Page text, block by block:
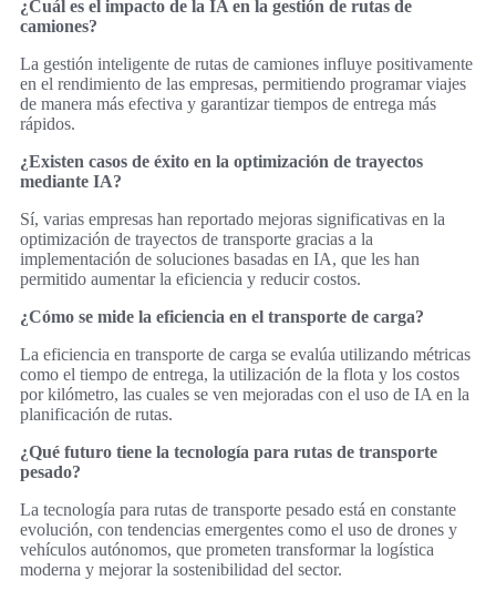
¿Cuál es el impacto de la IA en la gestión de rutas de
camiones?
La gestión inteligente de rutas de camiones influye positivamente
en el rendimiento de las empresas, permitiendo programar viajes
de manera más efectiva y garantizar tiempos de entrega más
rápidos.
¿Existen casos de éxito en la optimización de trayectos
mediante IA?
Sí, varias empresas han reportado mejoras significativas en la
optimización de trayectos de transporte gracias a la
implementación de soluciones basadas en IA, que les han
permitido aumentar la eficiencia y reducir costos.
¿Cómo se mide la eficiencia en el transporte de carga?
La eficiencia en transporte de carga se evalúa utilizando métricas
como el tiempo de entrega, la utilización de la flota y los costos
por kilómetro, las cuales se ven mejoradas con el uso de IA en la
planificación de rutas.
¿Qué futuro tiene la tecnología para rutas de transporte
pesado?
La tecnología para rutas de transporte pesado está en constante
evolución, con tendencias emergentes como el uso de drones y
vehículos autónomos, que prometen transformar la logística
moderna y mejorar la sostenibilidad del sector.